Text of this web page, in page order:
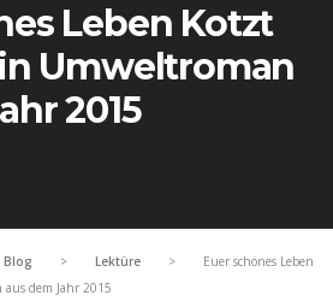
Leben Kotzt
Umweltroman
2015
Blog > Lektüre >
Euer schönes Leben
dem Jahr 2015